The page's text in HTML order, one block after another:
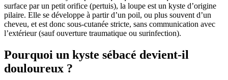
surface par un petit orifice (pertuis), la loupe est un kyste d’origine
pilaire. Elle se développe à partir d’un poil, ou plus souvent d’un
cheveu, et est donc sous-cutanée stricte, sans communication avec
l’extérieur (sauf ouverture traumatique ou surinfection).
Pourquoi un kyste sébacé devient-il
douloureux ?